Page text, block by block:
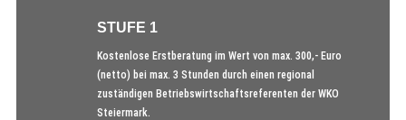
STUFE 1
Kostenlose Erstberatung im Wert von max. 300,- Euro
(netto) bei max. 3 Stunden durch einen regional
zuständigen Betriebswirtschaftsreferenten der WKO
Steiermark.